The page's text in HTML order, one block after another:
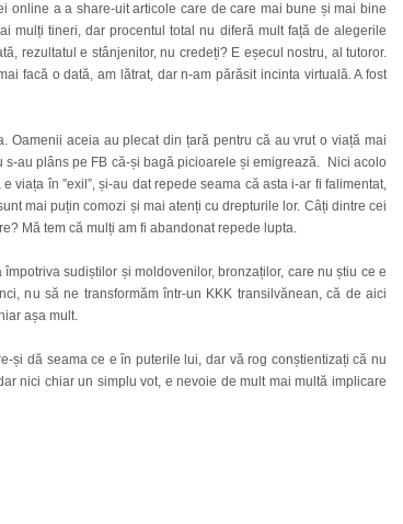
online a a share-uit articole care de care mai bune și mai bine
mulți tineri, dar procentul total nu diferă mult față de alegerile
rezultatul e stânjenitor, nu credeți? E eșecul nostru, al tutoror.
facă o dată, am lătrat, dar n-am părăsit incinta virtuală. A fost
Oamenii aceia au plecat din țară pentru că au vrut o viață mai
au plâns pe FB că-și bagă picioarele și emigrează. Nici acolo
viața în ”exil”, și-au dat repede seama că asta i-ar fi falimentat,
mai puțin comozi și mai atenți cu drepturile lor. Câți dintre cei
Mă tem că mulți am fi abandonat repede lupta.
sudiștilor și moldovenilor, bronzaților, care nu știu ce e
nu să ne transformăm într-un KKK transilvănean, că de aici
așa mult.
și dă seama ce e în puterile lui, dar vă rog conștientizați că nu
nici chiar un simplu vot, e nevoie de mult mai multă implicare